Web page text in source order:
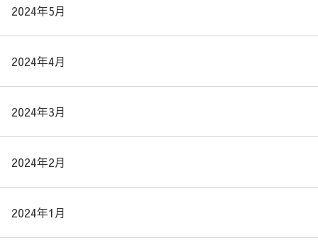
2024年5月
2024年4月
2024年3月
2024年2月
2024年1月